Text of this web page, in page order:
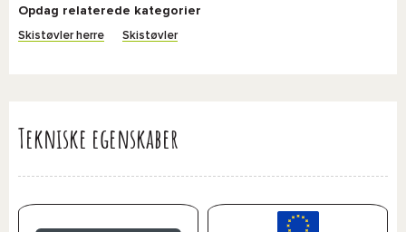
Opdag relaterede kategorier
Skistøvler herre Skistøvler
Tekniske egenskaber